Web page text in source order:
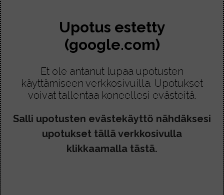
Upotus estetty
(google.com)
Et ole antanut lupaa upotusten
käyttämiseen verkkosivuilla. Upotukset
voivat tallentaa koneellesi evästeitä.
Salli upotusten evästekäyttö nähdäksesi
upotukset tällä verkkosivulla
klikkaamalla tästä.